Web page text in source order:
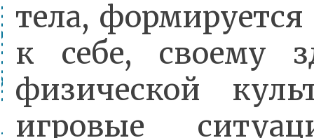
тела,
к себе, своему
физической
игровые